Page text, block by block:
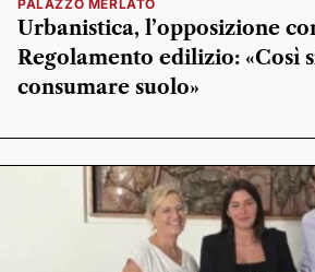
PALAZZO MERLATO
Urbanistica, l’opposizione
Regolamento edilizio: «Così
consumare suolo»